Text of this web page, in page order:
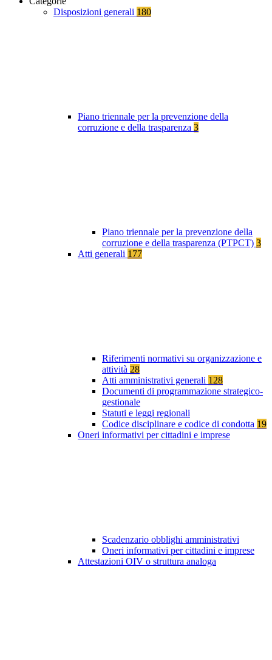
Disposizioni generali 180
Piano triennale per la prevenzione della
corruzione e della trasparenza 3
Piano triennale per la prevenzione della
corruzione e della trasparenza (PTPCT) 3
Atti generali 177
Riferimenti normativi su organizzazione e
attività 28
Atti amministrativi generali 128
Documenti di programmazione strategico-
gestionale
Statuti e leggi regionali
Codice disciplinare e codice di condotta 19
Oneri informativi per cittadini e imprese
Scadenzario obblighi amministrativi
Oneri informativi per cittadini e imprese
Attestazioni OIV o struttura analoga